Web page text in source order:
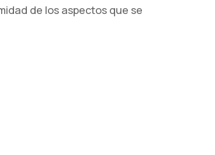
de los aspectos que se